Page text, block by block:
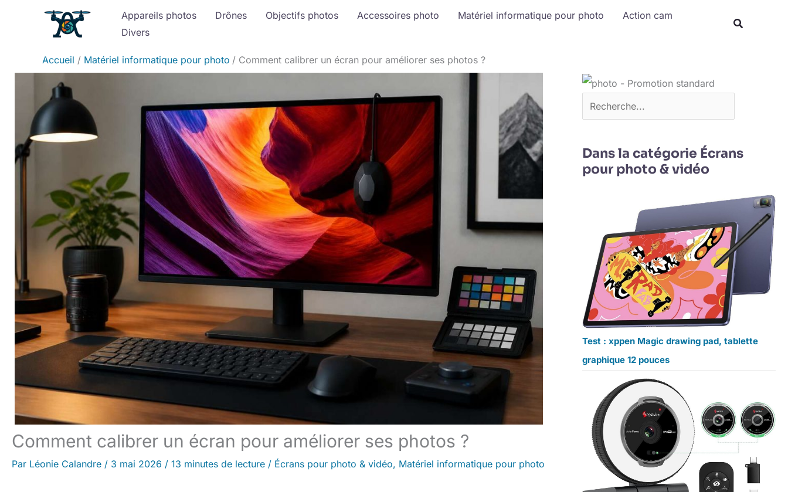
Appareils photos Drônes Objectifs photos Accessoires photo Matériel informatique pour photo
Action cam
Divers
Accueil Matériel informatique pour photo Comment calibrer un écran pour améliorer ses photos ?
Comment calibrer un écran pour améliorer ses photos ?
Par Léonie Calandre / 3 mai 2026 / 13 minutes de lecture / Écrans pour photo & vidéo, Matériel informatique pour photo
Rechercher
Dans la catégorie Écrans
pour photo & vidéo
Test : xppen Magic drawing pad, tablette
graphique 12 pouces